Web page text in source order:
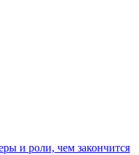
и роли, чем закончится